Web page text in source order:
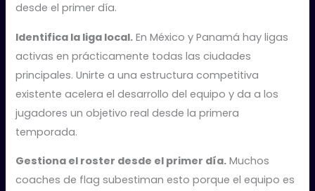
desde el primer día.
Identifica la liga local. En México y Panamá hay ligas
activas en prácticamente todas las ciudades
principales. Unirte a una estructura competitiva
existente acelera el desarrollo del equipo y da a los
jugadores un objetivo real desde la primera
temporada.
Gestiona el roster desde el primer día. Muchos
coaches de flag subestiman esto porque el equipo es